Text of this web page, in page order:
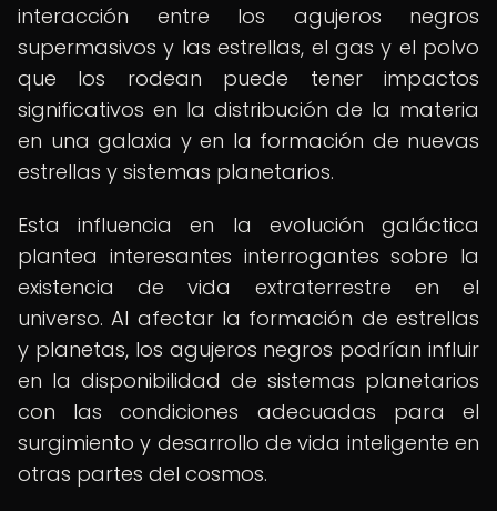
interacción entre los agujeros negros
supermasivos y las estrellas, el gas y el polvo
que los rodean puede tener impactos
significativos en la distribución de la materia
en una galaxia y en la formación de nuevas
estrellas y sistemas planetarios.
Esta influencia en la evolución galáctica
plantea interesantes interrogantes sobre la
existencia de vida extraterrestre en el
universo. Al afectar la formación de estrellas
y planetas, los agujeros negros podrían influir
en la disponibilidad de sistemas planetarios
con las condiciones adecuadas para el
surgimiento y desarrollo de vida inteligente en
otras partes del cosmos.